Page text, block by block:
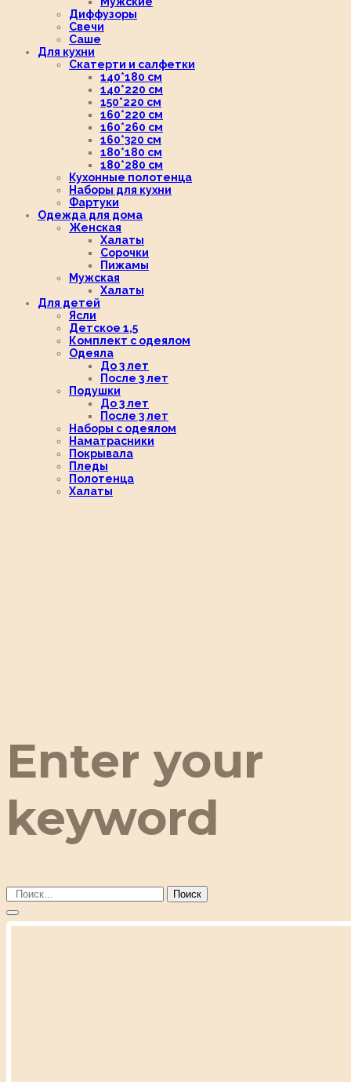
Диффузоры
Свечи
Саше
Для кухни
Скатерти и салфетки
140*180 см
140*220 см
150*220 см
160*220 см
160*260 см
160*320 см
180*180 см
180*280 см
Кухонные полотенца
Наборы для кухни
Фартуки
Одежда для дома
Женская
Халаты
Сорочки
Пижамы
Мужская
Халаты
Для детей
Ясли
Детское 1,5
Комплект с одеялом
Одеяла
До 3 лет
После 3 лет
Подушки
До 3 лет
После 3 лет
Наборы с одеялом
Наматрасники
Покрывала
Пледы
Полотенца
Халаты
Enter your
keyword
Поиск